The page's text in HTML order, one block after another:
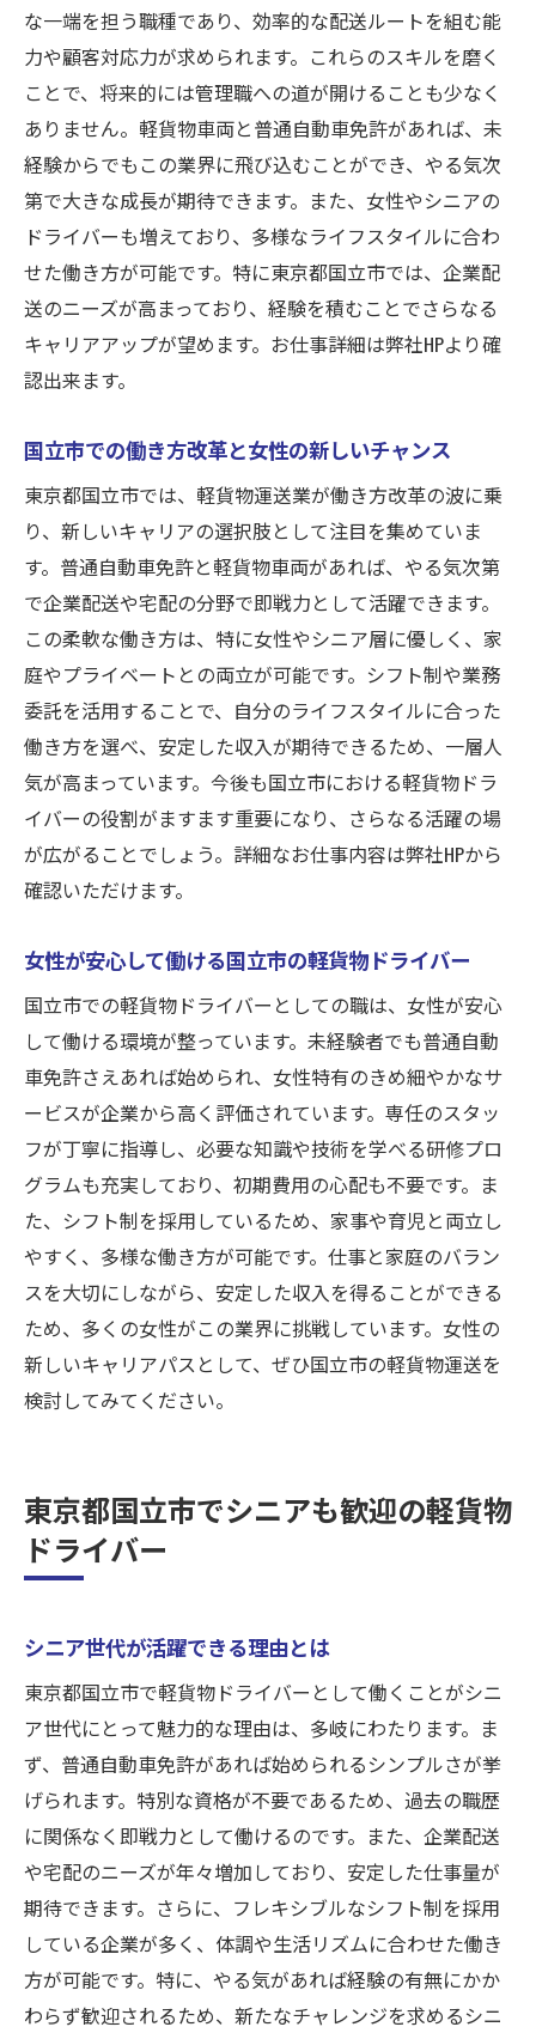
な一端を担う職種であり、効率的な配送ルートを組む能
力や顧客対応力が求められます。これらのスキルを磨く
ことで、将来的には管理職への道が開けることも少なく
ありません。軽貨物車両と普通自動車免許があれば、未
経験からでもこの業界に飛び込むことができ、やる気次
第で大きな成長が期待できます。また、女性やシニアの
ドライバーも増えており、多様なライフスタイルに合わ
せた働き方が可能です。特に東京都国立市では、企業配
送のニーズが高まっており、経験を積むことでさらなる
キャリアアップが望めます。お仕事詳細は弊社HPより確
認出来ます。
国立市での働き方改革と女性の新しいチャンス
東京都国立市では、軽貨物運送業が働き方改革の波に乗
り、新しいキャリアの選択肢として注目を集めていま
す。普通自動車免許と軽貨物車両があれば、やる気次第
で企業配送や宅配の分野で即戦力として活躍できます。
この柔軟な働き方は、特に女性やシニア層に優しく、家
庭やプライベートとの両立が可能です。シフト制や業務
委託を活用することで、自分のライフスタイルに合った
働き方を選べ、安定した収入が期待できるため、一層人
気が高まっています。今後も国立市における軽貨物ドラ
イバーの役割がますます重要になり、さらなる活躍の場
が広がることでしょう。詳細なお仕事内容は弊社HPから
確認いただけます。
女性が安心して働ける国立市の軽貨物ドライバー
国立市での軽貨物ドライバーとしての職は、女性が安心
して働ける環境が整っています。未経験者でも普通自動
車免許さえあれば始められ、女性特有のきめ細やかなサ
ービスが企業から高く評価されています。専任のスタッ
フが丁寧に指導し、必要な知識や技術を学べる研修プロ
グラムも充実しており、初期費用の心配も不要です。ま
た、シフト制を採用しているため、家事や育児と両立し
やすく、多様な働き方が可能です。仕事と家庭のバラン
スを大切にしながら、安定した収入を得ることができる
ため、多くの女性がこの業界に挑戦しています。女性の
新しいキャリアパスとして、ぜひ国立市の軽貨物運送を
検討してみてください。
東京都国立市でシニアも歓迎の軽貨物
ドライバー
シニア世代が活躍できる理由とは
東京都国立市で軽貨物ドライバーとして働くことがシニ
ア世代にとって魅力的な理由は、多岐にわたります。ま
ず、普通自動車免許があれば始められるシンプルさが挙
げられます。特別な資格が不要であるため、過去の職歴
に関係なく即戦力として働けるのです。また、企業配送
や宅配のニーズが年々増加しており、安定した仕事量が
期待できます。さらに、フレキシブルなシフト制を採用
している企業が多く、体調や生活リズムに合わせた働き
方が可能です。特に、やる気があれば経験の有無にかか
わらず歓迎されるため、新たなチャレンジを求めるシニ